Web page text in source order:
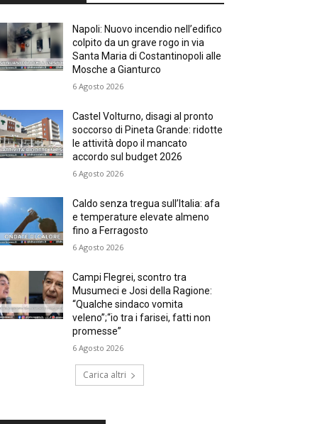
Napoli: Nuovo incendio nell’edifico
colpito da un grave rogo in via
Santa Maria di Costantinopoli alle
Mosche a Gianturco
6 Agosto 2026
Castel Volturno, disagi al pronto
soccorso di Pineta Grande: ridotte
le attività dopo il mancato
accordo sul budget 2026
6 Agosto 2026
Caldo senza tregua sull’Italia: afa
e temperature elevate almeno
fino a Ferragosto
6 Agosto 2026
Campi Flegrei, scontro tra
Musumeci e Josi della Ragione:
“Qualche sindaco vomita
veleno”;“io tra i farisei, fatti non
promesse”
6 Agosto 2026
Carica altri